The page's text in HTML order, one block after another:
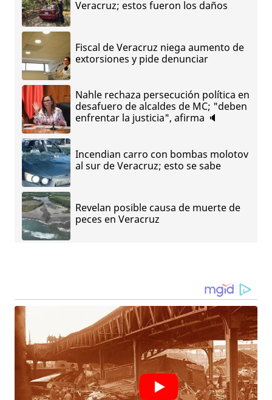
Veracruz; estos fueron los daños
Fiscal de Veracruz niega aumento de
extorsiones y pide denunciar
Nahle rechaza persecución política en
desafuero de alcaldes de MC; "deben
enfrentar la justicia", afirma 🔈
Incendian carro con bombas molotov
al sur de Veracruz; esto se sabe
Revelan posible causa de muerte de
peces en Veracruz